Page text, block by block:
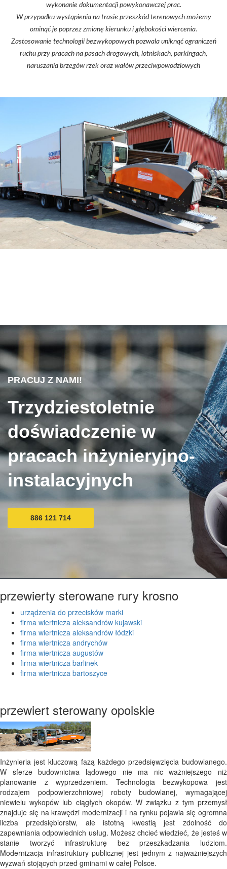
wykonanie dokumentacji powykonawczej prac.
W przypadku wystąpienia na trasie przeszkód terenowych możemy
ominąć je poprzez zmianę kierunku i głębokości wiercenia.
Zastosowanie technologii bezwykopowych pozwala uniknąć ograniczeń
ruchu przy pracach na pasach drogowych, lotniskach, parkingach,
naruszania brzegów rzek oraz wałów przeciwpowodziowych
PRACUJ Z NAMI!
Trzydziestoletnie
doświadczenie w
pracach inżynieryjno-
instalacyjnych
886 121 714
przewierty sterowane rury krosno
urządzenia do przecisków marki
firma wiertnicza aleksandrów kujawski
firma wiertnicza aleksandrów łódzki
firma wiertnicza andrychów
firma wiertnicza augustów
firma wiertnicza barlinek
firma wiertnicza bartoszyce
przewiert sterowany opolskie
Inżynieria jest kluczową fazą każdego przedsięwzięcia budowlanego.
W sferze budownictwa lądowego nie ma nic ważniejszego niż
planowanie z wyprzedzeniem. Technologia bezwykopowa jest
rodzajem podpowierzchniowej roboty budowlanej, wymagającej
niewielu wykopów lub ciągłych okopów. W związku z tym przemysł
znajduje się na krawędzi modernizacji i na rynku pojawia się ogromna
liczba przedsiębiorstw, ale istotną kwestią jest zdolność do
zapewniania odpowiednich usług. Możesz chcieć wiedzieć, że jesteś w
stanie tworzyć infrastrukturę bez przeszkadzania ludziom.
Modernizacja infrastruktury publicznej jest jednym z najważniejszych
wyzwań stojących przed gminami w całej Polsce.